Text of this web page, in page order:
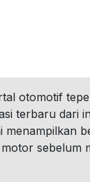
otomotif
terbaru dari
menampilkan
sebelum